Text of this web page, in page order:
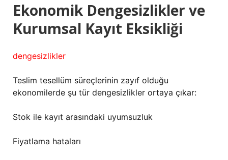
Ekonomik Dengesizlikler ve
Kurumsal Kayıt Eksikliği
dengesizlikler
Teslim tesellüm süreçlerinin zayıf olduğu
ekonomilerde şu tür dengesizlikler ortaya çıkar:
Stok ile kayıt arasındaki uyumsuzluk
Fiyatlama hataları